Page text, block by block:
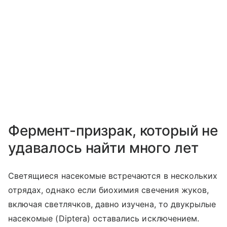
Фермент-призрак, который не
удавалось найти много лет
Светящиеся насекомые встречаются в нескольких
отрядах, однако если биохимия свечения жуков,
включая светлячков, давно изучена, то двукрылые
насекомые (Diptera) оставались исключением.